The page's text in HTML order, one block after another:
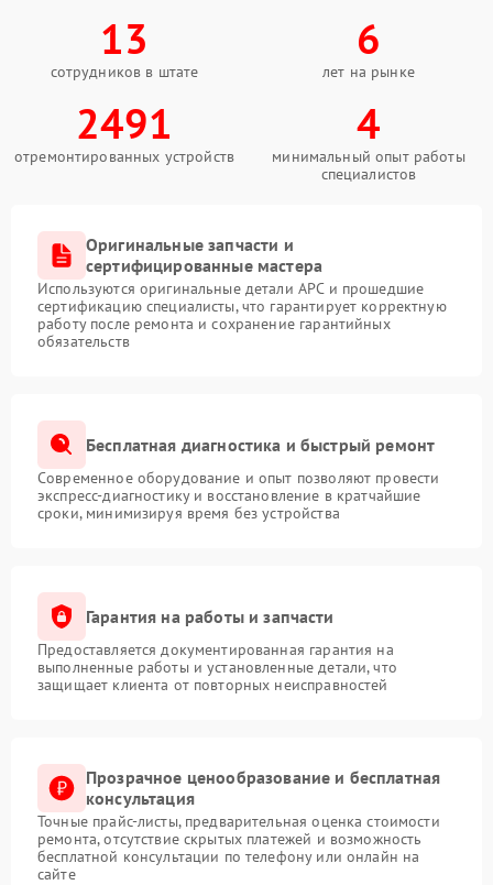
13
сотрудников в штате
6
лет на рынке
2491
отремонтированных устройств
4
минимальный опыт работы
специалистов
Оригинальные запчасти и
сертифицированные мастера
Используются оригинальные детали APC и прошедшие
сертификацию специалисты, что гарантирует корректную
работу после ремонта и сохранение гарантийных
обязательств
Бесплатная диагностика и быстрый ремонт
Современное оборудование и опыт позволяют провести
экспресс-диагностику и восстановление в кратчайшие
сроки, минимизируя время без устройства
Гарантия на работы и запчасти
Предоставляется документированная гарантия на
выполненные работы и установленные детали, что
защищает клиента от повторных неисправностей
Прозрачное ценообразование и бесплатная
консультация
Точные прайс-листы, предварительная оценка стоимости
ремонта, отсутствие скрытых платежей и возможность
бесплатной консультации по телефону или онлайн на
сайте